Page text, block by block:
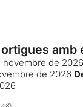
amb
novembre de 2026
de 2026